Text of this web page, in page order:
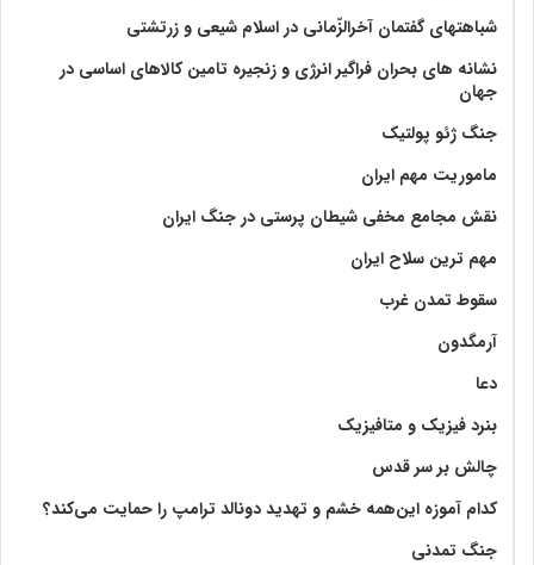
شباهتهای گفتمان آخر‌الزّمانی در اسلام شیعی و زرتشتی
نشانه های بحران فراگیر انرژی و زنجیره تامین کالاهای اساسی در
جهان
جنگ ژئو پولتیک
ماموریت مهم ایران
نقش مجامع مخفی شیطان پرستی در جنگ ایران
مهم ترین سلاح ایران
سقوط تمدن غرب
آرمگدون
دعا
بنرد فیزیک و متافیزیک
چالش بر سر قدس
کدام آموزه این‌همه خشم و تهدید دونالد ترامپ را حمایت می‌کند؟
جنگ تمدنی